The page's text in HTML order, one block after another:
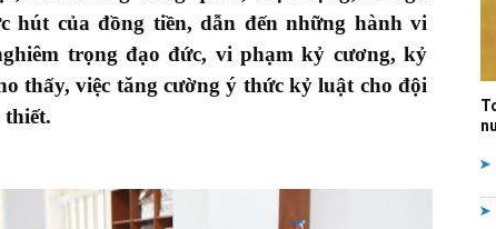
Quản
hút của đồng tiền, dẫn đến những hành vi
trọng đạo đức, vi phạm kỷ cương, kỷ
thấy, việc tăng cường ý thứckỷ luật cho đội
thiết.